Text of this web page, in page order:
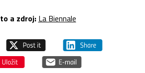
a zdroj: La Biennale